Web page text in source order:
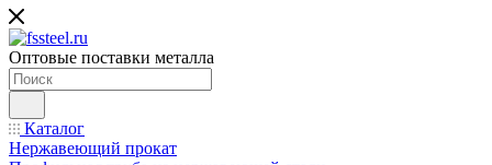
Оптовые поставки металла
Каталог
Нержавеющий прокат